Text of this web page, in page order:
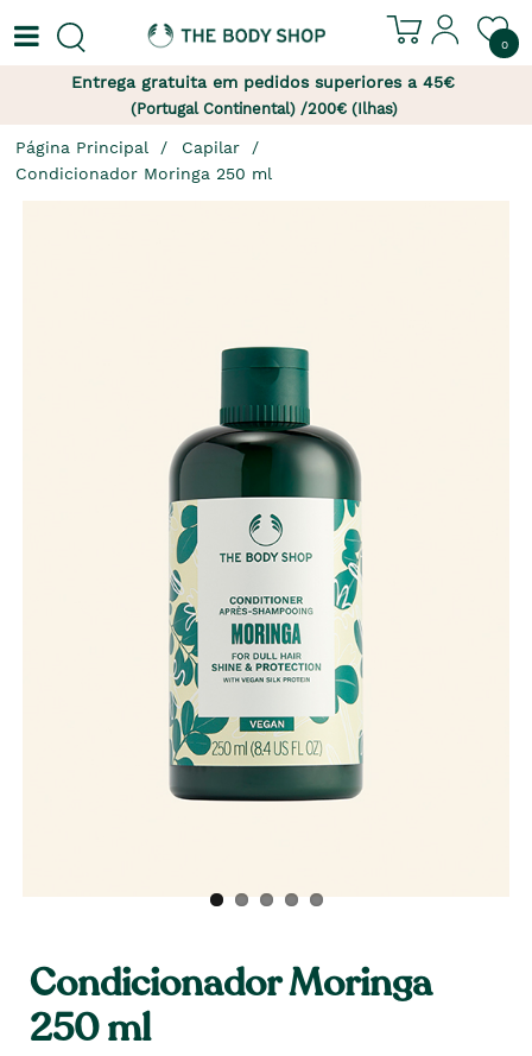
0
Entrega gratuita em pedidos superiores a 45€
(Portugal Continental) /200€ (Ilhas)
Página Principal
Capilar
Condicionador Moringa 250 ml
Condicionador Moringa
250 ml